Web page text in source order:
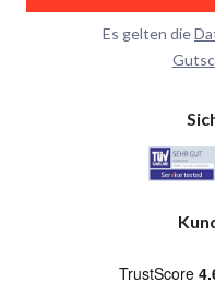
Es gelten die